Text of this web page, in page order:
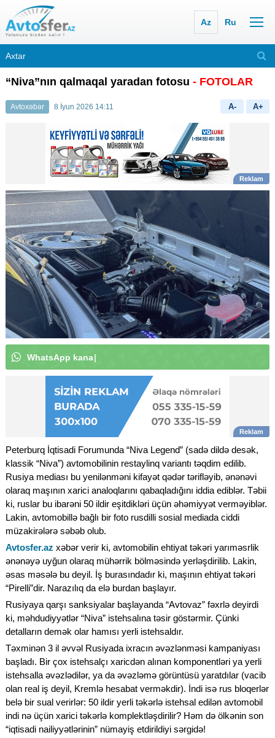
Az Ru
“Niva”nın qalmaqal yaradan fotosu - FOTOLAR
Avtoxəbər 8 İyun 2026 14:11 A- A+
WhatsApp kanal
Peterburq İqtisadi Forumunda “Niva Legend” (sadə dildə desək,
klassik “Niva”) avtomobilinin restaylinq variantı təqdim edilib.
Rusiya mediası bu yenilənməni kifayət qədər tərifləyib, ənənəvi
olaraq maşının xarici analoqlarını qabaqladığını iddia ediblər. Təbii
ki, ruslar bu ibarəni 50 ildir eşitdikləri üçün əhəmiyyət verməyiblər.
Lakin, avtomobillə bağlı bir foto rusdilli sosial mediada ciddi
müzakirələrə səbəb olub.
Avtosfer.az xəbər verir ki, avtomobilin ehtiyat təkəri yarıməsrlik
ənənəyə uyğun olaraq mühərrik bölməsində yerləşdirilib. Lakin,
əsas məsələ bu deyil. İş burasındadır ki, maşının ehtiyat təkəri
“Pirelli”dir. Narazılıq da elə burdan başlayır.
Rusiyaya qarşı sanksiyalar başlayanda “Avtovaz” fəxrlə deyirdi
ki, məhdudiyyətlər “Niva” istehsalına təsir göstərmir. Çünki
detalların demək olar hamısı yerli istehsaldır.
Təxminən 3 il əvvəl Rusiyada ixracın əvəzlənməsi kampaniyası
başladı. Bir çox istehsalçı xaricdən alınan komponentləri ya yerli
istehsalla əvəzlədilər, ya da əvəzləmə görüntüsü yaratdılar (vacib
olan real iş deyil, Kremlə hesabat verməkdir). İndi isə rus bloqerlər
belə bir sual verirlər: 50 ildir yerli təkərlə istehsal edilən avtomobil
indi nə üçün xarici təkərlə komplektləşdirilir? Həm də ölkənin son
“iqtisadi nailiyyətlərinin” nümayiş etdirildiyi sərgidə!